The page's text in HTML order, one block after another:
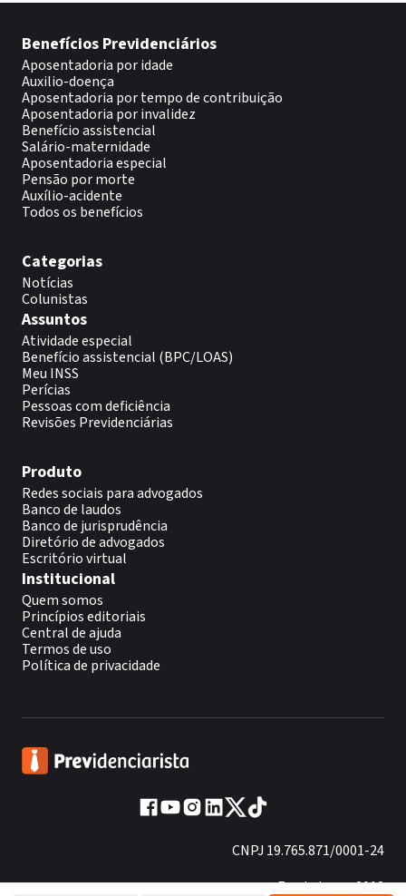
Benefícios Previdenciários
Aposentadoria por idade
Auxilio-doença
Aposentadoria por tempo de contribuição
Aposentadoria por invalidez
Benefício assistencial
Salário-maternidade
Aposentadoria especial
Pensão por morte
Auxílio-acidente
Todos os benefícios
Categorias
Notícias
Colunistas
Assuntos
Atividade especial
Benefício assistencial (BPC/LOAS)
Meu INSS
Perícias
Pessoas com deficiência
Revisões Previdenciárias
Produto
Redes sociais para advogados
Banco de laudos
Banco de jurisprudência
Diretório de advogados
Escritório virtual
Institucional
Quem somos
Princípios editoriais
Central de ajuda
Termos de uso
Política de privacidade
CNPJ 19.765.871/0001-24
Fundado em 2013